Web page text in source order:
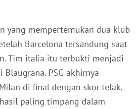
yang mempertemukan dua klub
Barcelona tersandung saat
Tim italia itu terbukti menjadi
PSG akhirnya
di final dengan skor telak,
paling timpang dalam